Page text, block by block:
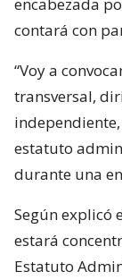
contará con
“Voy a
transversal,
estatuto
durante una
Según explicó
estará
Estatuto